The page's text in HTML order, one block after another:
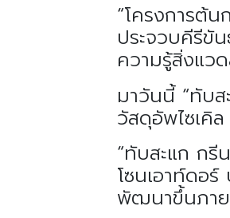
“โครงการต้
ประจวบคีรีขั
ความรู้สิ่งแว
มาวันนี้ “ทับส
วัสดุอัพไซเคิ
“ทับสะแก ก
โซนเอาท์ดอ
พัฒนาขึ้นภาย